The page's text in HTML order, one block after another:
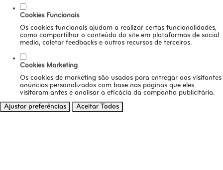
Cookies Funcionais
Os cookies funcionais ajudam a realizar certas funcionalidades,
como compartilhar o conteúdo do site em plataformas de social
media, coletar feedbacks e outros recursos de terceiros.
Cookies Marketing
Os cookies de marketing são usados para entregar aos visitantes
anúncios personalizados com base nas páginas que eles
visitaram antes e analisar a eficácia da campanha publicitária.
Ajustar preferências
Aceitar Todos